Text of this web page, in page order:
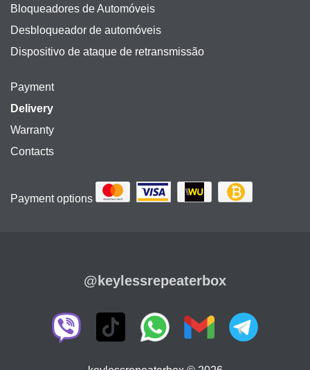
Bloqueadores de Automóveis
Desbloqueador de automóveis
Dispositivo de ataque de retransmissão
Payment
Delivery
Warranty
Contacts
Payment options
@keylessrepeaterbox